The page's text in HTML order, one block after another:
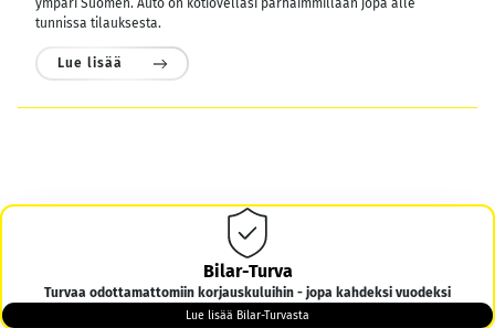
ympäri Suomen. Auto on kotiovellasi parhaimmillaan jopa alle
tunnissa tilauksesta.
Lue lisää
Bilar-Turva
Turvaa odottamattomiin korjauskuluihin - jopa kahdeksi vuodeksi
Lue lisää Bilar-Turvasta